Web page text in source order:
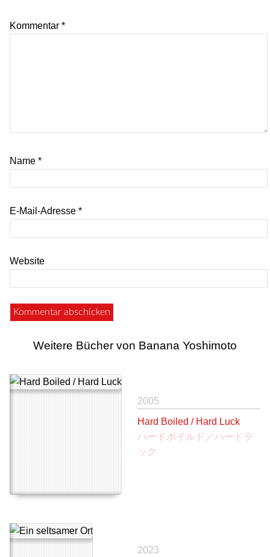
Kommentar *
Name *
E-Mail-Adresse *
Website
Weitere Bücher von Banana Yoshimoto
2005
Hard Boiled / Hard Luck
ハードボイルド／ハードラ
ック
2023